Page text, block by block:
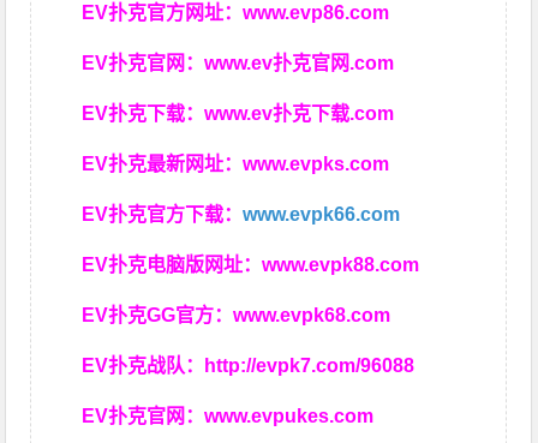
EV扑克官方网址：www.evp86.com
EV扑克官网：www.ev扑克官网.com
EV扑克下载：www.ev扑克下载.com
EV扑克最新网址：www.evpks.com
EV扑克官方下载：www.evpk66.com
EV扑克电脑版网址：www.evpk88.com
EV扑克GG官方：www.evpk68.com
EV扑克战队： http://evpk7.com/96088
EV扑克官网：www.evpukes.com